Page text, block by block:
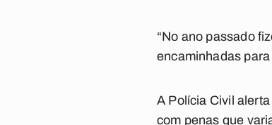
“No ano passado
encaminhadas
A Polícia Civil
com penas que